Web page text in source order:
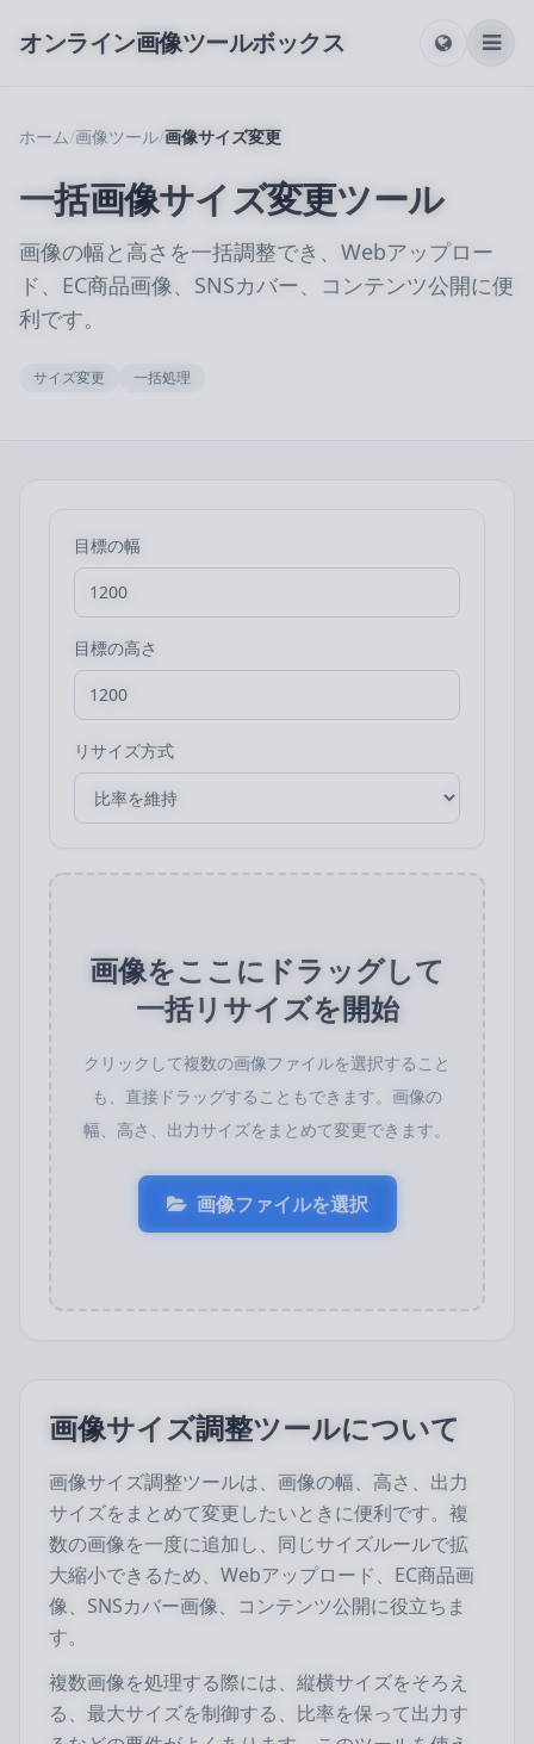
オンライン画像ツールボックス
ホーム/画像ツール/画像サイズ変更
一括画像サイズ変更ツール
画像の幅と高さを一括調整でき、Webアップロー
ド、EC商品画像、SNSカバー、コンテンツ公開に便
利です。
サイズ変更 一括処理
目標の幅
目標の高さ
リサイズ方式
画像をここにドラッグして
一括リサイズを開始
クリックして複数の画像ファイルを選択すること
も、直接ドラッグすることもできます。画像の
幅、高さ、出力サイズをまとめて変更できます。
画像ファイルを選択
画像サイズ調整ツールについて
画像サイズ調整ツールは、画像の幅、高さ、出力
サイズをまとめて変更したいときに便利です。複
数の画像を一度に追加し、同じサイズルールで拡
大縮小できるため、Webアップロード、EC商品画
像、SNSカバー画像、コンテンツ公開に役立ちま
す。
複数画像を処理する際には、縦横サイズをそろえ
る、最大サイズを制御する、比率を保って出力す